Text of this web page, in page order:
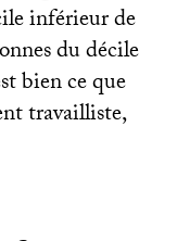
inférieur de
du décile
bien ce que
travailliste,